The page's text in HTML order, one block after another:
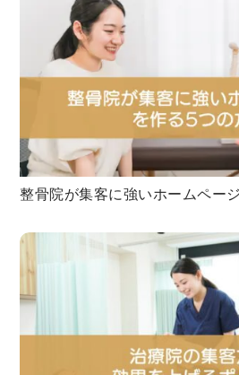
整骨院が集客に強いホームペー